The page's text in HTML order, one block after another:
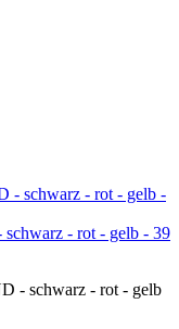
- rot - gelb - 39
- schwarz - rot - gelb